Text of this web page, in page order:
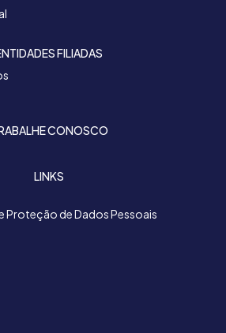
FILIADAS
CONOSCO
LINKS
Proteção de Dados Pessoais